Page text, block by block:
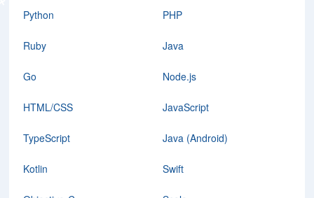
Python PHP
Ruby Java
Go Node.js
HTML/CSS JavaScript
TypeScript Java (Android)
Kotlin Swift